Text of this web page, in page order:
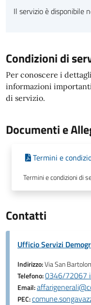
Il servizio è disponibile
Condizioni di
Per conoscere i
informazioni
di servizio.
Documenti e
Termini e
Termini e condizioni di
Contatti
Ufficio Servizi
Indirizzo:Via San
Telefono:0346/72067
Email:
PEC: